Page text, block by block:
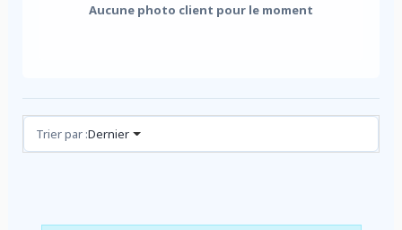
Aucune photo client pour le moment
Avis (0)
Trier par :Dernier